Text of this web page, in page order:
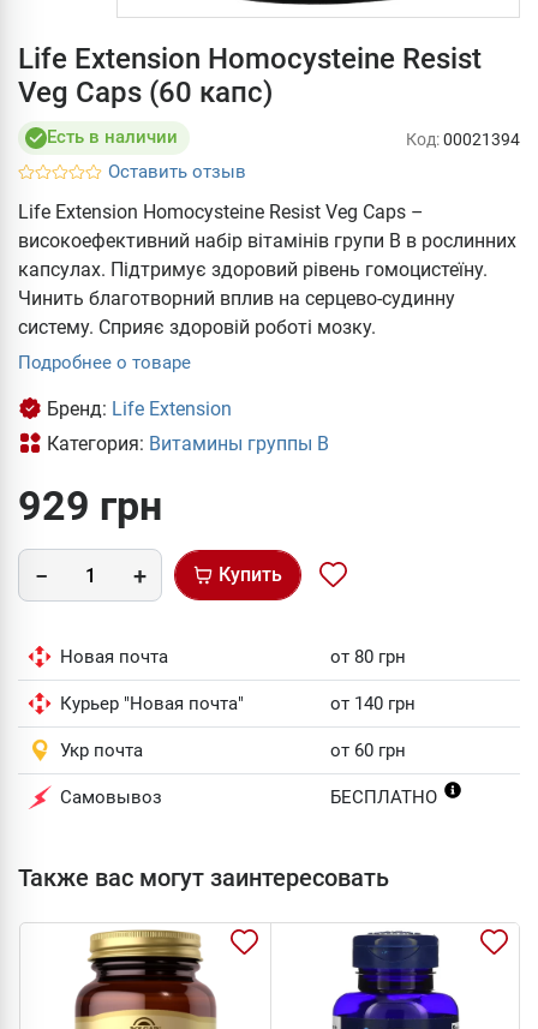
Life Extension Homocysteine Resist
Veg Caps (60 капс)
Есть в наличии
Оставить отзыв
Код:00021394
Life Extension Homocysteine Resist Veg Caps –
високоефективний набір вітамінів групи B в рослинних
капсулах. Підтримує здоровий рівень гомоцистеїну.
Чинить благотворний вплив на серцево-судинну
систему. Сприяє здоровій роботі мозку.
Подробнее о товаре
Бренд: Life Extension
Категория: Витамины группы В
929 грн
Купить
Новая почта от 80 грн
Курьер "Новая почта" от 140 грн
Укр почта от 60 грн
Самовывоз БЕСПЛАТНО
Также вас могут заинтересовать